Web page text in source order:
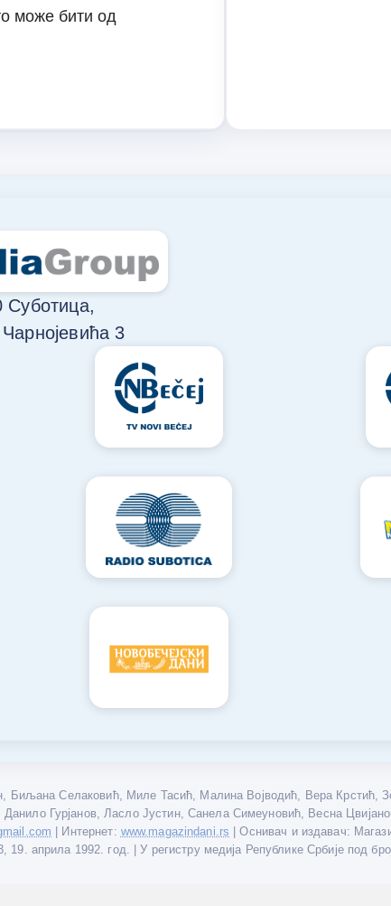
може бити од
Суботица,
3
Биљана Селаковић, Миле Тасић, Малина Војводић, Вера Крстић,
Гурјанов, Ласло Јустин, Санела Симеуновић, Весна
| Интернет: www.magazindani.rs
| Оснивач и издавач:
априла 1992. год. | У регистру медија Републике Србије под